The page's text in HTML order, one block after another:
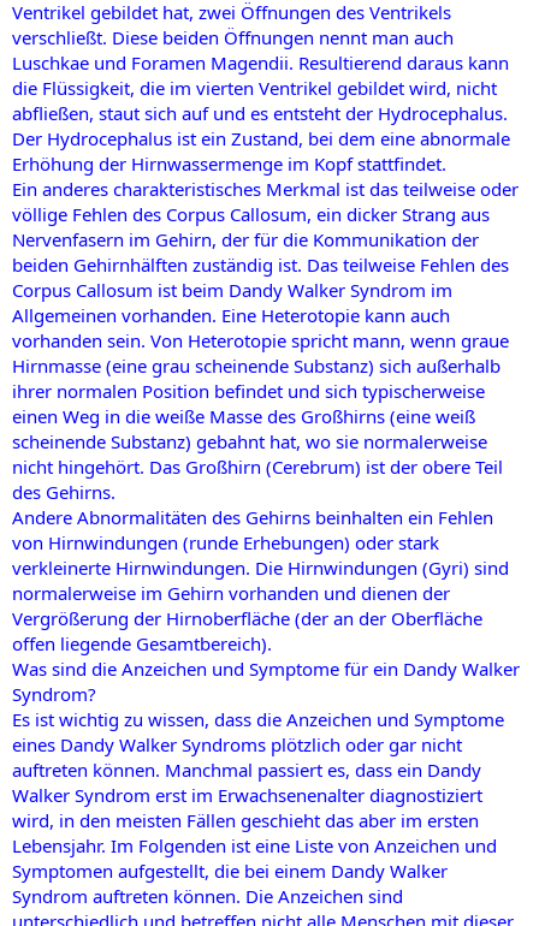
Ventrikel gebildet hat, zwei Öffnungen des Ventrikels
verschließt. Diese beiden Öffnungen nennt man auch
Luschkae und Foramen Magendii. Resultierend daraus kann
die Flüssigkeit, die im vierten Ventrikel gebildet wird, nicht
abfließen, staut sich auf und es entsteht der Hydrocephalus.
Der Hydrocephalus ist ein Zustand, bei dem eine abnormale
Erhöhung der Hirnwassermenge im Kopf stattfindet.
Ein anderes charakteristisches Merkmal ist das teilweise oder
völlige Fehlen des Corpus Callosum, ein dicker Strang aus
Nervenfasern im Gehirn, der für die Kommunikation der
beiden Gehirnhälften zuständig ist. Das teilweise Fehlen des
Corpus Callosum ist beim Dandy Walker Syndrom im
Allgemeinen vorhanden. Eine Heterotopie kann auch
vorhanden sein. Von Heterotopie spricht mann, wenn graue
Hirnmasse (eine grau scheinende Substanz) sich außerhalb
ihrer normalen Position befindet und sich typischerweise
einen Weg in die weiße Masse des Großhirns (eine weiß
scheinende Substanz) gebahnt hat, wo sie normalerweise
nicht hingehört. Das Großhirn (Cerebrum) ist der obere Teil
des Gehirns.
Andere Abnormalitäten des Gehirns beinhalten ein Fehlen
von Hirnwindungen (runde Erhebungen) oder stark
verkleinerte Hirnwindungen. Die Hirnwindungen (Gyri) sind
normalerweise im Gehirn vorhanden und dienen der
Vergrößerung der Hirnoberfläche (der an der Oberfläche
offen liegende Gesamtbereich).
Was sind die Anzeichen und Symptome für ein Dandy Walker
Syndrom?
Es ist wichtig zu wissen, dass die Anzeichen und Symptome
eines Dandy Walker Syndroms plötzlich oder gar nicht
auftreten können. Manchmal passiert es, dass ein Dandy
Walker Syndrom erst im Erwachsenenalter diagnostiziert
wird, in den meisten Fällen geschieht das aber im ersten
Lebensjahr. Im Folgenden ist eine Liste von Anzeichen und
Symptomen aufgestellt, die bei einem Dandy Walker
Syndrom auftreten können. Die Anzeichen sind
unterschiedlich und betreffen nicht alle Menschen mit dieser